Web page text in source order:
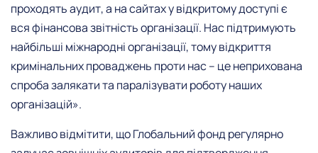
проходять аудит, а на сайтах у відкритому доступі є
вся фінансова звітність організації. Нас підтримують
найбільші міжнародні організації, тому відкриття
кримінальних проваджень проти нас – це неприхована
спроба залякати та паралізувати роботу наших
організацій».
Важливо відмітити, що Глобальний фонд регулярно